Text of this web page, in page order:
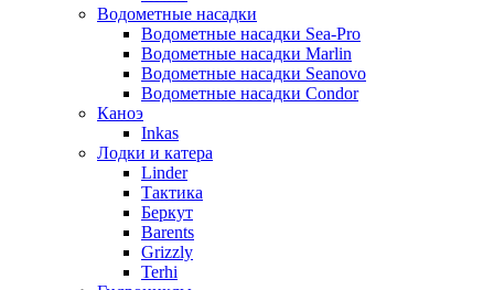
Водометные насадки
Водометные насадки Sea-Pro
Водометные насадки Marlin
Водометные насадки Seanovo
Водометные насадки Condor
Каноэ
Inkas
Лодки и катера
Linder
Тактика
Беркут
Barents
Grizzly
Terhi